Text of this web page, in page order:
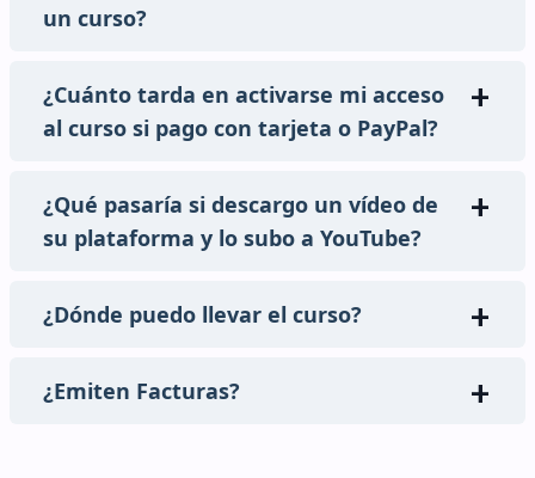
un curso?
¿Cuánto tarda en activarse mi acceso
al curso si pago con tarjeta o PayPal?
¿Qué pasaría si descargo un vídeo de
su plataforma y lo subo a YouTube?
¿Dónde puedo llevar el curso?
¿Emiten Facturas?